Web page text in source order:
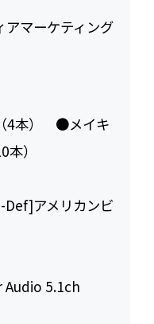
アマーケティング
4本） ●メイキ
）
アメリカンビ
Audio 5.1ch